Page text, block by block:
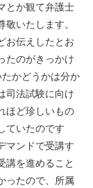
とか観て弁護士
いたします。
お伝えしたとお
たのがきっかけ
かどうかは分か
司法試験に向け
ほど珍しいもの
ていたのです
マンドで受講す
講を進めること
ったので、所属